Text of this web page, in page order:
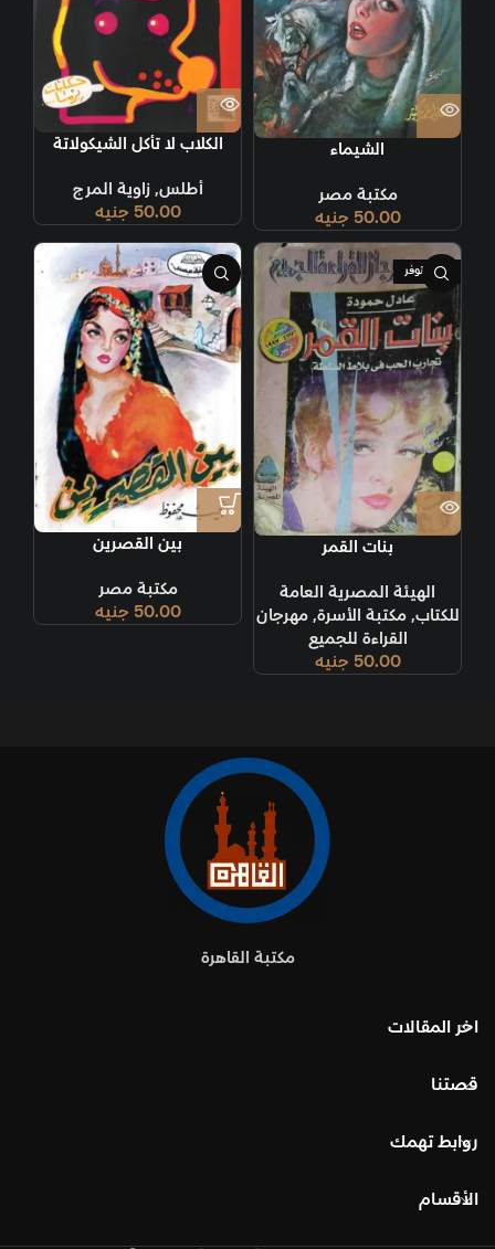
الشيماء
مكتبة مصر
50.00 جنيه
الكلاب لا تأكل الشيكولاتة
أطلس,زاوية المرج
50.00 جنيه
غير متوفر
بنات القمر
الهيئة المصرية العامة
للكتاب,مكتبة الأسرة,مهرجان
القراءة للجميع
50.00 جنيه
بين القصرين
مكتبة مصر
50.00 جنيه
مكتبة القاهرة
اخر المقالات
قصتنا
روابط تهمك
الأقسام